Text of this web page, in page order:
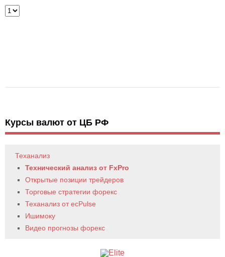
Курсы валют от ЦБ РФ
Теханализ
Технический анализ от FxPro
Открытые позиции трейдеров
Торговые стратегии форекс
Теханализ от ecPulse
Ишимоку
Видео прогнозы форекс